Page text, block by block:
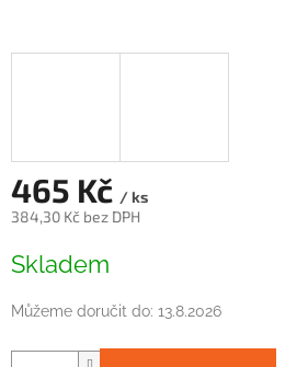
465 Kč / ks
384,30 Kč bez DPH
cena:
Skladem
Můžeme doručit do: 13.8.2026